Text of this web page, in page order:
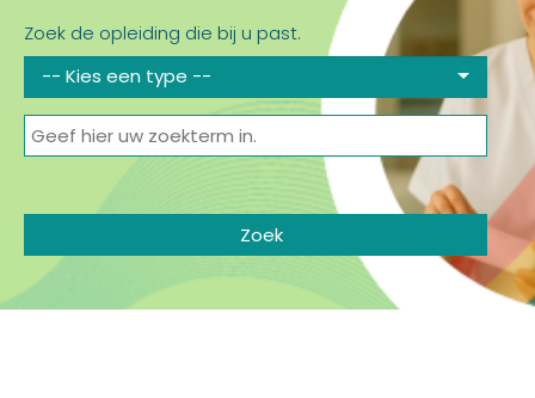
Zoek de opleiding die bij u past.
-- Kies een type --